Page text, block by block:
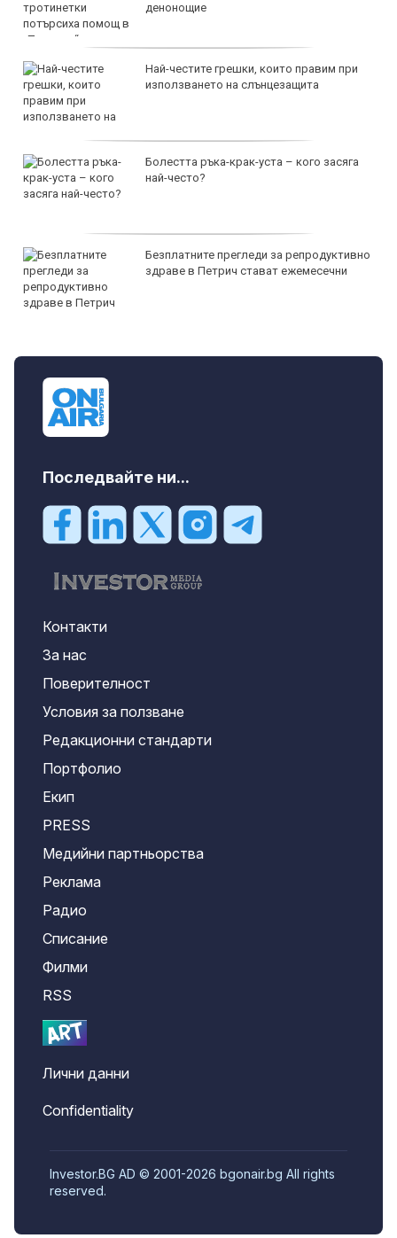
денонощие
Най-честите грешки, които правим при
използването на слънцезащита
Болестта ръка-крак-уста – кого засяга
най-често?
Безплатните прегледи за репродуктивно
здраве в Петрич стават ежемесечни
Последвайте ни...
Контакти
За нас
Поверителност
Условия за ползване
Редакционни стандарти
Портфолио
Екип
PRESS
Медийни партньорства
Реклама
Радио
Списание
Филми
RSS
Лични данни
Confidentiality
Investor.BG AD © 2001-2026 bgonair.bg All rights
reserved.